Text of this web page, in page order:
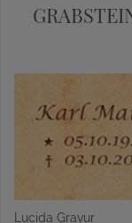
Lucida Gravur